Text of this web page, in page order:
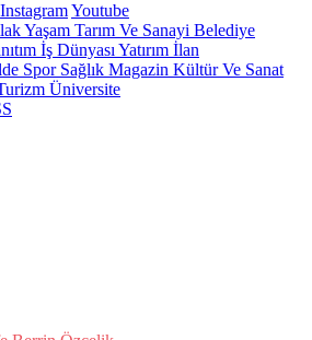
InstagramYoutube
Yaşam Tarım Ve Sanayi Belediye
İş Dünyası Yatırım İlan
SporSağlık Magazin Kültür Ve Sanat
Üniversite